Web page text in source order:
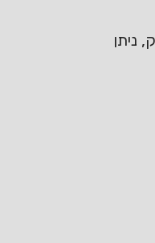
חובה) מונח על הבטן עם קצת מלח ונוסיף מים חמים נסגור את המחבת ונאדה במשך 10 דק, ניתן